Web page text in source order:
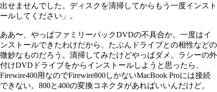
出せませんでした。ディスクを清掃してからもう一度インスト
ールしてください」。
ああ〜、やっぱファミリーパックDVDの不具合か。一度はイ
ンストールできたわけだから、たぶんドライブとの相性などの
微妙なものだろう。清掃してみたけどやっぱダメ。ラシーの外
付けDVDドライブをからインストールしようと思ったら、
Firewire400用なのでFirewire800しかないMacBook Proには接続
できない。800と400の変換コネクタがあればいいんだけど。